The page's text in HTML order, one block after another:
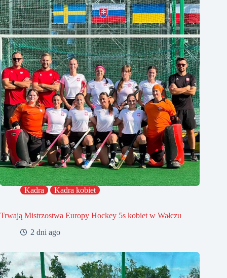
Kadra Kadra kobiet
Trwają Mistrzostwa Europy Hockey 5s kobiet w Wałczu
2 dni ago